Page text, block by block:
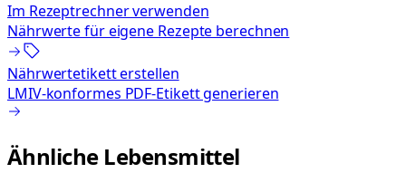
Im Rezeptrechner verwenden
Nährwerte für eigene Rezepte berechnen
Nährwertetikett erstellen
LMIV-konformes PDF-Etikett generieren
Ähnliche Lebensmittel